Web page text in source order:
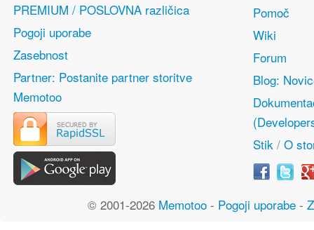
PREMIUM / POSLOVNA različica
Pogoji uporabe
Zasebnost
Partner: Postanite partner storitve
Memotoo
Pomoč
Wiki
Forum
Blog:
Stik / O
© 2001-2026 Memotoo- Pogoji uporabe-